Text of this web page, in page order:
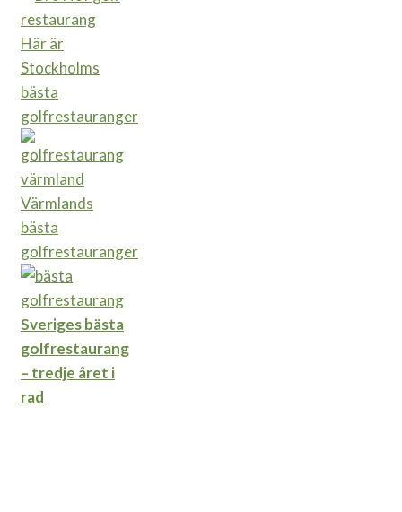
Här är
Stockholms
bästa
golfrestauranger
Värmlands
bästa
golfrestauranger
Sveriges bästa
golfrestaurang
– tredje året i
rad